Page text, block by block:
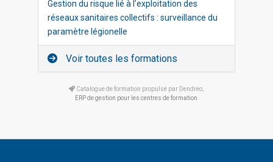
Gestion du risque lié à l’exploitation des
réseaux sanitaires collectifs : surveillance du
paramètre légionelle
Voir toutes les formations
Catalogue de formation propulsé par Dendreo,
ERP de gestion pour les centres de formation